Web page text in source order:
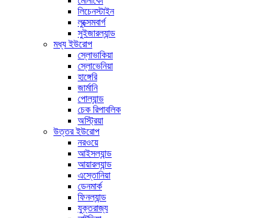
লিচেনস্টাইন
লুক্সেমবার্গ
সুইজারল্যান্ড
মধ্য ইউরোপ
স্লোভাকিয়া
স্লোভেনিয়া
হাঙ্গেরি
জার্মানি
পোল্যান্ড
চেক রিপাবলিক
অস্ট্রিয়া
উত্তর ইউরোপ
নরওয়ে
আইসল্যান্ড
আয়ারল্যান্ড
এস্তোনিয়া
ডেনমার্ক
ফিনল্যান্ড
যুক্তরাজ্য